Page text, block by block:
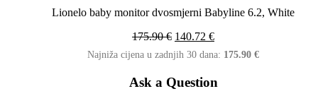
Lionelo baby monitor dvosmjerni Babyline 6.2, White
175.90€ 140.72 €
Najniža cijena u zadnjih 30 dana: 175.90 €
Ask a Question